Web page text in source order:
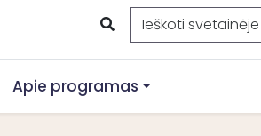
Apie programas